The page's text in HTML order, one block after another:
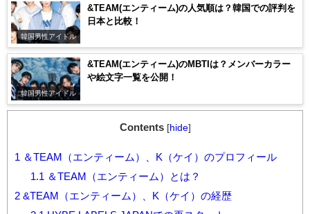
韓国男性アイドル
&TEAM(エンティーム)の人気順は？韓国での評判を
日本と比較！
韓国男性アイドル
&TEAM(エンティーム)のMBTIは？メンバーカラー
や絵文字一覧を公開！
Contents [hide]
1 ＆TEAM（エンティーム）、K（ケイ）のプロフィール
1.1 ＆TEAM（エンティーム）とは？
2 &TEAM（エンティーム）、K（ケイ）の経歴